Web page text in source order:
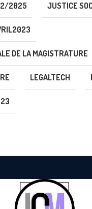
2025 JUSTICE
DE LA MAGISTRATURE
LEGALTECH